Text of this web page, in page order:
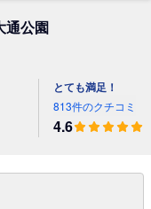
通公園
とても満足！
813件のクチコミ
4.6